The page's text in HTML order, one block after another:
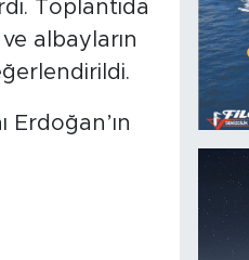
Toplantıda
albayların